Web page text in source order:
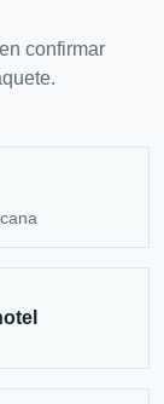
confirmar